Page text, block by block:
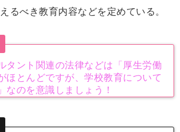
るべき教育内容などを定めている。
タント関連の法律などは「厚生労働
ほとんどですが、学校教育について
なのを意識しましょう！